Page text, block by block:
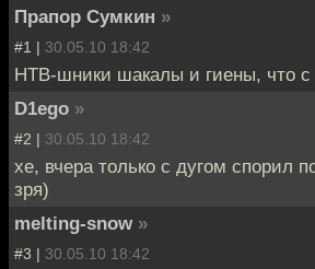
Прапор Сумкин »
#1 | 30.05.10 18:42
НТВ-шники шакалы и гиены, что с
D1ego »
#2 | 30.05.10 18:42
хе, вчера только с дугом спорил
зря)
melting-snow »
#3 | 30.05.10 18:42